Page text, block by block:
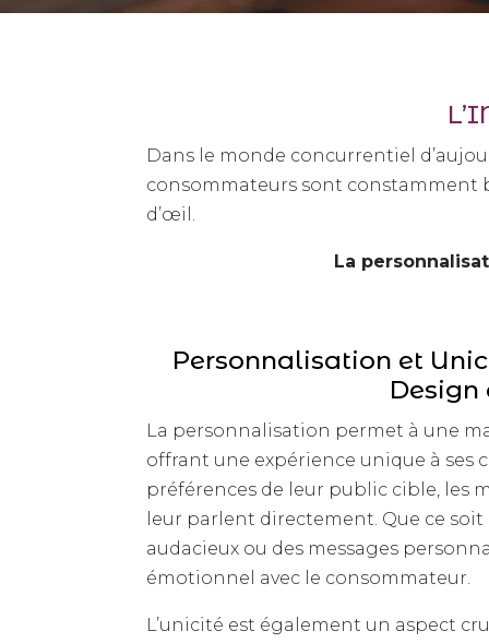
Dans le monde concurrentiel
consommateurs sont constamment
d’œil.
La
Personnalisation et
Design
La personnalisation permet à une
offrant une expérience unique à ses
préférences de leur public cible, les
leur parlent directement. Que ce
audacieux ou des messages
émotionnel avec le consommateur.
L’unicité est également un aspect